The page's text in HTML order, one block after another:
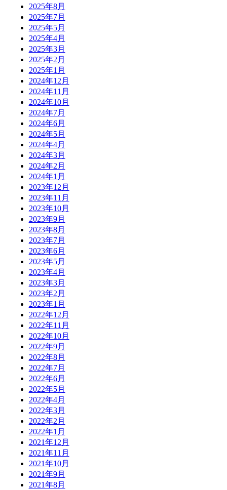
2025年8月
2025年7月
2025年5月
2025年4月
2025年3月
2025年2月
2025年1月
2024年12月
2024年11月
2024年10月
2024年7月
2024年6月
2024年5月
2024年4月
2024年3月
2024年2月
2024年1月
2023年12月
2023年11月
2023年10月
2023年9月
2023年8月
2023年7月
2023年6月
2023年5月
2023年4月
2023年3月
2023年2月
2023年1月
2022年12月
2022年11月
2022年10月
2022年9月
2022年8月
2022年7月
2022年6月
2022年5月
2022年4月
2022年3月
2022年2月
2022年1月
2021年12月
2021年11月
2021年10月
2021年9月
2021年8月